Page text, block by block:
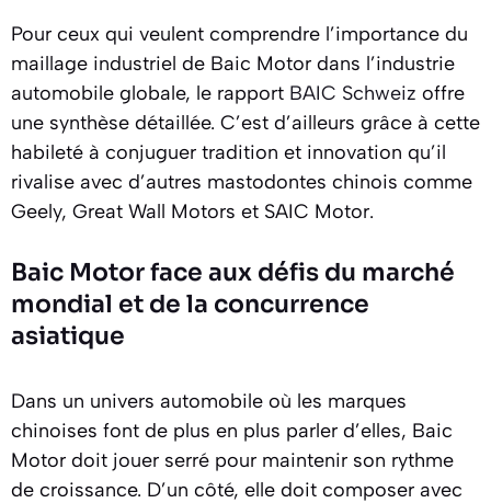
Pour ceux qui veulent comprendre l’importance du
maillage industriel de Baic Motor dans l’industrie
automobile globale, le rapport BAIC Schweiz offre
une synthèse détaillée. C’est d’ailleurs grâce à cette
habileté à conjuguer tradition et innovation qu’il
rivalise avec d’autres mastodontes chinois comme
Geely, Great Wall Motors et SAIC Motor.
Baic Motor face aux défis du marché
mondial et de la concurrence
asiatique
Dans un univers automobile où les marques
chinoises font de plus en plus parler d’elles, Baic
Motor doit jouer serré pour maintenir son rythme
de croissance. D’un côté, elle doit composer avec